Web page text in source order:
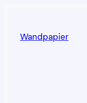
springen
Wandpapier